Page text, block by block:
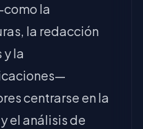
la
la redacción
y la
centrarse en la
el análisis de